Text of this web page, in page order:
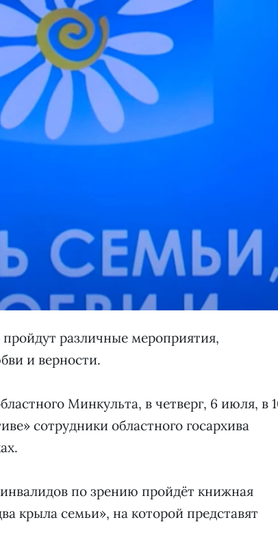
различные мероприятия,
и верности.
Минкульта, в четверг, 6 июля, в
сотрудники областного госархива
по зрению пройдёт книжная
крыла семьи», на которой представят